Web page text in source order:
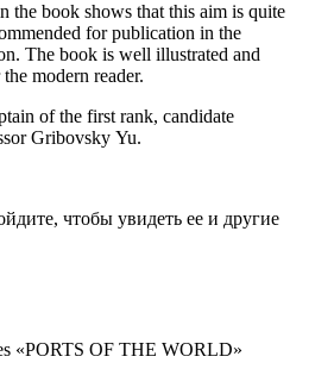
the book shows that this aim is quite
for publication in the
The book is well illustrated and
modern reader.
of the first rank, candidate
Gribovsky Yu.
чтобы увидеть ее и другие
«PORTS OF THE WORLD»